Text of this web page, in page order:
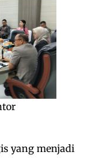
yang menjadi